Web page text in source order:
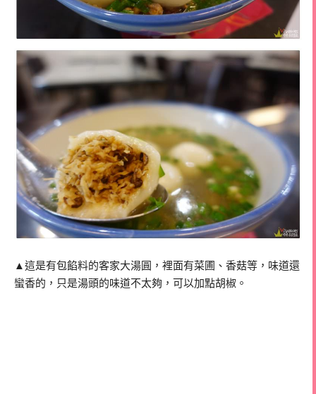
▲這是有包餡料的客家大湯圓，裡面有菜圃、香菇等，味道還
蠻香的，只是湯頭的味道不太夠，可以加點胡椒。